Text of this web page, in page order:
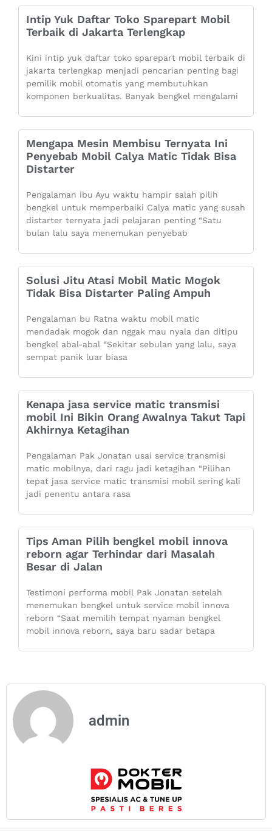
Intip Yuk Daftar Toko Sparepart Mobil
Terbaik di Jakarta Terlengkap
Kini intip yuk daftar toko sparepart mobil terbaik di
jakarta terlengkap menjadi pencarian penting bagi
pemilik mobil otomatis yang membutuhkan
komponen berkualitas. Banyak bengkel mengalami
Mengapa Mesin Membisu Ternyata Ini
Penyebab Mobil Calya Matic Tidak Bisa
Distarter
Pengalaman ibu Ayu waktu hampir salah pilih
bengkel untuk memperbaiki Calya matic yang susah
distarter ternyata jadi pelajaran penting “Satu
bulan lalu saya menemukan penyebab
Solusi Jitu Atasi Mobil Matic Mogok
Tidak Bisa Distarter Paling Ampuh
Pengalaman bu Ratna waktu mobil matic
mendadak mogok dan nggak mau nyala dan ditipu
bengkel abal-abal “Sekitar sebulan yang lalu, saya
sempat panik luar biasa
Kenapa jasa service matic transmisi
mobil Ini Bikin Orang Awalnya Takut Tapi
Akhirnya Ketagihan
Pengalaman Pak Jonatan usai service transmisi
matic mobilnya, dari ragu jadi ketagihan “Pilihan
tepat jasa service matic transmisi mobil sering kali
jadi penentu antara rasa
Tips Aman Pilih bengkel mobil innova
reborn agar Terhindar dari Masalah
Besar di Jalan
Testimoni performa mobil Pak Jonatan setelah
menemukan bengkel untuk service mobil innova
reborn “Saat memilih tempat nyaman bengkel
mobil innova reborn, saya baru sadar betapa
admin